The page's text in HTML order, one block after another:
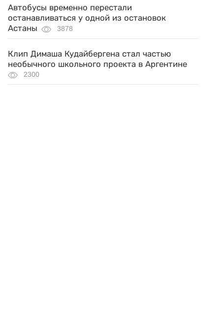
Автобусы временно перестали
останавливаться у одной из остановок
Астаны
3878
Клип Димаша Кудайбергена стал частью
необычного школьного проекта в Аргентине
2300